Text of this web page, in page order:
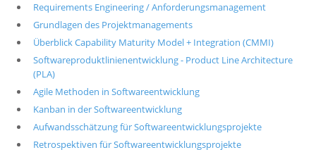
Requirements Engineering / Anforderungsmanagement
Grundlagen des Projektmanagements
Überblick Capability Maturity Model + Integration (CMMI)
Softwareproduktlinienentwicklung - Product Line Architecture
(PLA)
Agile Methoden in Softwareentwicklung
Kanban in der Softwareentwicklung
Aufwandsschätzung für Softwareentwicklungsprojekte
Retrospektiven für Softwareentwicklungsprojekte